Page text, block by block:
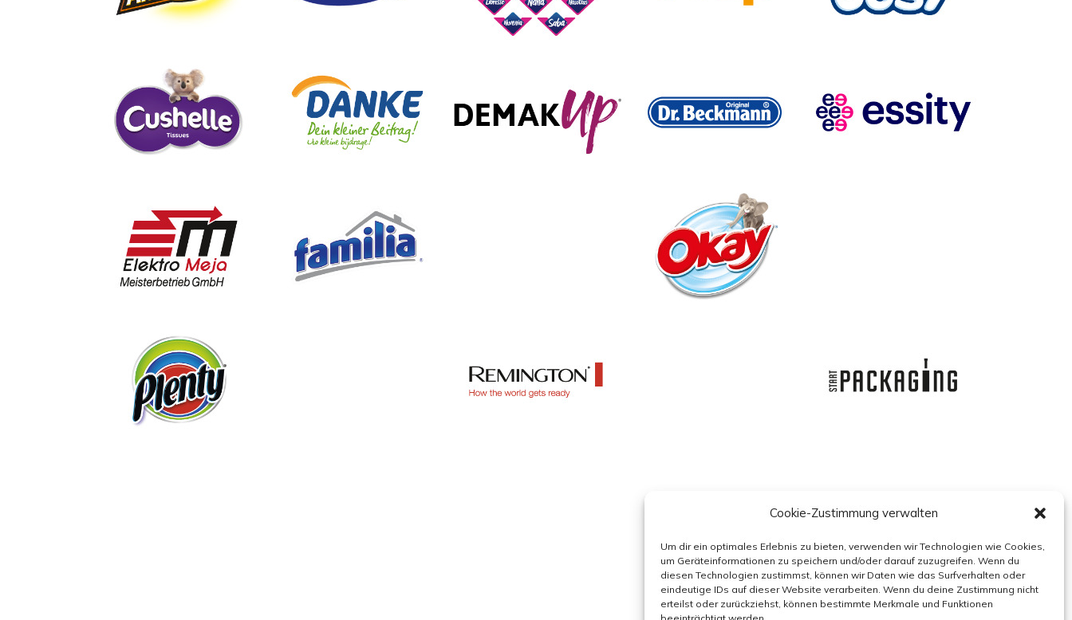
Cookie-Zustimmung verwalten
Um dir ein optimales Erlebnis zu bieten, verwenden wir Technologien wie Cookies,
um Geräteinformationen zu speichern und/oder darauf zuzugreifen. Wenn du
diesen Technologien zustimmst, können wir Daten wie das Surfverhalten oder
eindeutige IDs auf dieser Website verarbeiten. Wenn du deine Zustimmung nicht
erteilst oder zurückziehst, können bestimmte Merkmale und Funktionen